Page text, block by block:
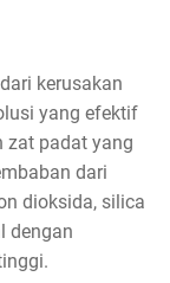
kerusakan
yang efektif
zat padat yang
dari
dioksida, silica
dengan